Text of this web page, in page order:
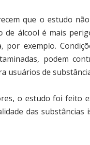
que o estudo
de álcool é mais
por exemplo.
podem
usuários de
o estudo foi feito
das substâncias